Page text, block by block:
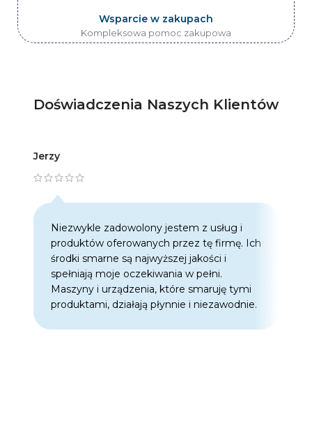
Wsparcie w zakupach
Kompleksowa pomoc zakupowa
Doświadczenia Naszych Klientów
Jerzy
Niezwykle zadowolony jestem z usług i
produktów oferowanych przez tę firmę. Ich
środki smarne są najwyższej jakości i
spełniają moje oczekiwania w pełni.
Maszyny i urządzenia, które smaruję tymi
produktami, działają płynnie i niezawodnie.